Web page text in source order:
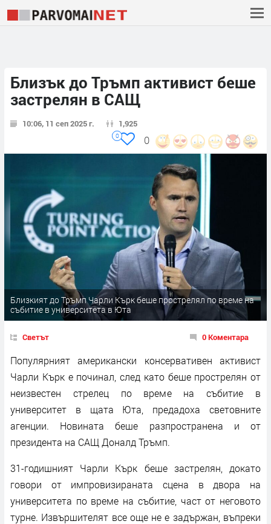
Близък до Тръмп активист беше
застрелян в САЩ
10:06, 11 сеп 2025 г. 1,925
0
0
Близкият до Тръмп Чарли Кърк беше прострелял по време на
събитие в университета в Юта
Светът 0 Коментара
Популярният американски консервативен активист
Чарли Кърк е починал, след като беше прострелян от
неизвестен стрелец по време на събитие в
университет в щата Юта, предадоха световните
агенции. Новината беше разпространена и от
президента на САЩ Доналд Тръмп.
31-годишният Чарли Кърк беше застрелян, докато
говори от импровизираната сцена в двора на
университета по време на събитие, част от неговото
турне. Извършителят все още не е задържан, въпреки